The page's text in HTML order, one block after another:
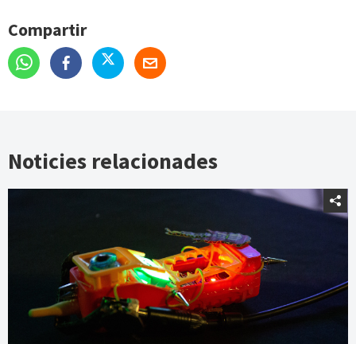
Compartir
Noticies relacionades